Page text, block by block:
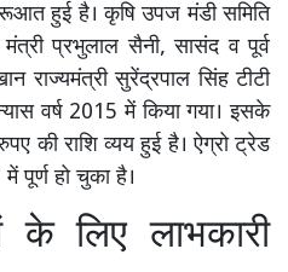
हुई है। कृषि उपज मंडी समिति
प्रभुलाल सैनी, सासंद व पूर्व
राज्यमंत्री सुरेंद्रपाल सिंह टीटी
वर्ष 2015 में किया गया। इसके
की राशि व्यय हुई है। ऐग्रो ट्रेड
में पूर्ण हो चुका है।
के लिए लाभकारी